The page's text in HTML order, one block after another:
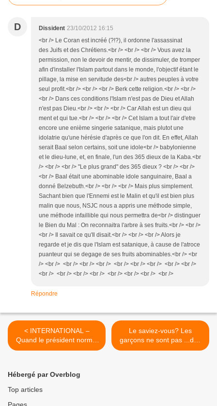
D Dissident 23/10/2012 16:15
<br /> Le Coran est incréé (?!?), il ordonne l'assassinat
des Juifs et des Chrétiens.<br /> <br /> <br /> Vous avez la
permission, non le devoir de mentir, de dissimuler, de tromper
afin d'installer l'Islam partout dans le monde, l'objectif étant le
pillage, la mise en servitude des<br /> autres peuples à votre
seul profit.<br /> <br /> <br /> Berk cette religion.<br /> <br />
<br /> Dans ces conditions l'Islam n'est pas de Dieu et Allah
n'est pas Dieu.<br /> <br /> <br /> Car Allah est un dieu qui
ment et qui tue.<br /> <br /> <br /> Cet Islam a tout l'air d'etre
encore une enième singerie satanique, mais plutot une
idolatrie qu'une hérésie d'après ce que l'on dit. En effet, Allah
serait Baal selon certains, soit une idole<br /> babylonienne
et le dieu-lune, et, en finale, l'un des 365 dieux de la Kaba.<br
/> <br /> <br /> "Le plus grand" des 365 dieux ? <br /> <br />
<br /> Baal était une abominable idole sanguinaire, Baal a
donné Belzebuth.<br /> <br /> <br /> Mais plus simplement.
Sachant bien que l'Ennemi est le Malin et qu'il est bien plus
malin que nous, NSJC nous a appris une méthode simple,
une méthode infaillible qui nous permettra de<br /> distinguer
le Bien du Mal : On reconnaitra l'arbre à ses fruits.<br /> <br />
<br /> Il savait ce qu'Il disait.<br /> <br /> <br /> Alors je
regarde et je dis que l'Islam est satanique, à cause de l'atroce
puanteur qui se degage de ses fruits abominables.<br /> <br
/> <br /> <br /> <br /> <br /> <br /> <br /> <br /> <br /> <br />
<br /> <br /> <br /> <br /> <br /> <br /> <br /> <br />
Répondre
< INTERNATIONAL –
Quand le président normal
s'amuse.
Le saviez-vous? Les
garçons ne sont pas ...des
filles. Les filles ne sont pas
Hébergé par Overblog
Top articles